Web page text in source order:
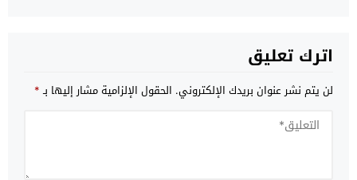
اترك تعليق
لن يتم نشر عنوان بريدك الإلكتروني. الحقول الإلزامية مشار إليها بـ*